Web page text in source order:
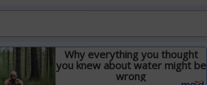
Why everything you thought
you knew about water might be
wrong